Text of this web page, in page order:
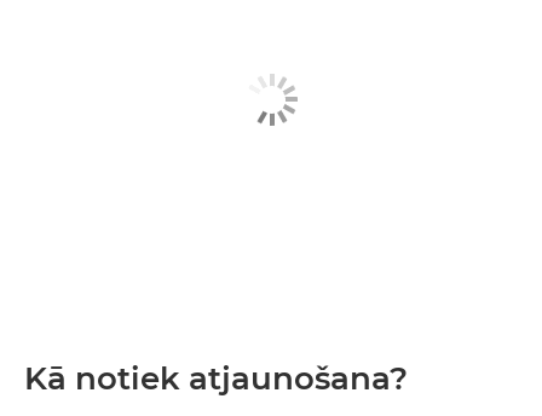
Kā notiek atjaunošana?